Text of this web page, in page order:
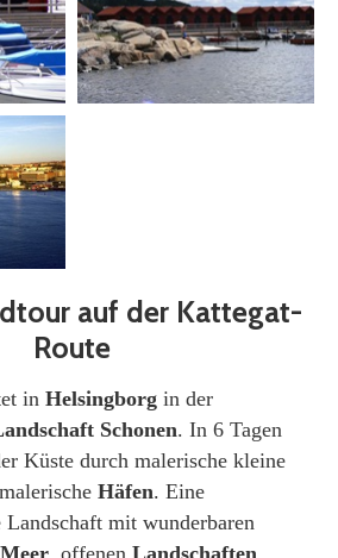
auf der Kattegat-
Route
in Helsingborg in der
Schonen. In 6 Tagen
Küste durch malerische kleine
Häfen. Eine
Landschaft mit wunderbaren
Meer , offenen Landschaften